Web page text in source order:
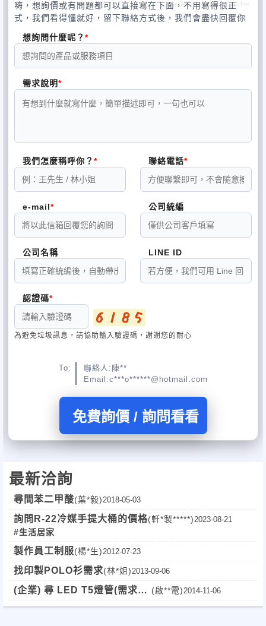
嗨，想詢價或有問題都可以直接寫在下面，不用寫得很正
式，我們看得懂就好，留下聯絡方式後，我們會盡快回覆你
想詢問什麼呢？
需求說明
我們怎麼稱呼你？ 聯絡電話
e-mail 公司統編
公司名稱 LINE ID
認證碼
為避免垃圾訊息，請協助輸入驗證碼，謝謝您的耐心
To:
聯絡人:陳**
Email:c***o******@hotmail.com
免費詢價 / 詢問看看
最新洽詢
尋間苯二甲酸(葉*毅) 2018-05-03
詢問R-22冷媒手提大桶的價格(軒*製*****) 2023-08-21
#生活居家
製作員工制服(楊*生) 2012-07-23
找印製POLO衫需求(林*姐) 2013-09-06
(企業) 尋 LED T5燈管(需求20
萬組!!!)(全省)
(啟**電) 2014-11-06